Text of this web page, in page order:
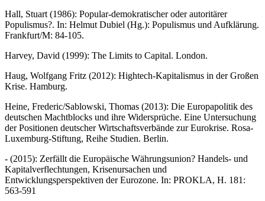
Hall, Stuart (1986): Popular-demokratischer oder autoritärer
Populismus?. In: Helmut Dubiel (Hg.): Populismus und Aufklärung.
Frankfurt/M: 84-105.
Harvey, David (1999): The Limits to Capital. London.
Haug, Wolfgang Fritz (2012): Hightech-Kapitalismus in der Großen
Krise. Hamburg.
Heine, Frederic/Sablowski, Thomas (2013): Die Europapolitik des
deutschen Machtblocks und ihre Widersprüche. Eine Untersuchung
der Positionen deutscher Wirtschaftsverbände zur Eurokrise. Rosa-
Luxemburg-Stiftung, Reihe Studien. Berlin.
- (2015): Zerfällt die Europäische Währungsunion? Handels- und
Kapitalverflechtungen, Krisenursachen und
Entwicklungsperspektiven der Eurozone. In: PROKLA, H. 181:
563-591